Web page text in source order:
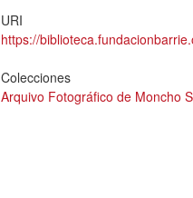
URI
https://
Colecciones
Arquivo Fotográfico de Moncho